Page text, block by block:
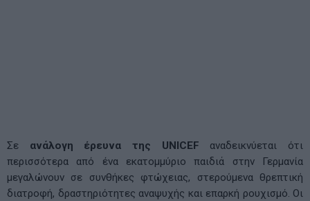
Σε ανάλογη έρευνα της UNICEF αναδεικνύεται ότι
περισσότερα από ένα εκατομμύριο παιδιά στην Γερμανία
μεγαλώνουν σε συνθήκες φτώχειας, στερούμενα θρεπτική
διατροφή, δραστηριότητες αναψυχής και επαρκή ρουχισμό. Οι